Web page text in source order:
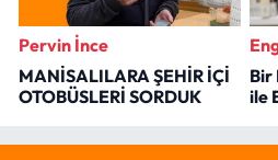
Pervin İnce
MANİSALILARA ŞEHİR İÇİ
OTOBÜSLERİ SORDUK
Bir
ile